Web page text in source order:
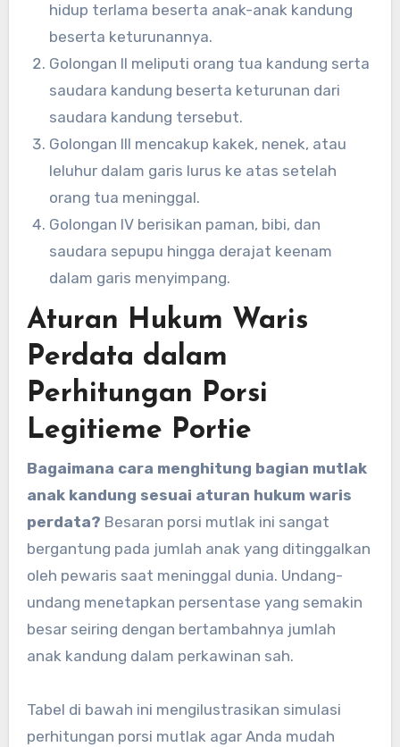
hidup terlama beserta anak-anak kandung
beserta keturunannya.
Golongan II meliputi orang tua kandung serta
saudara kandung beserta keturunan dari
saudara kandung tersebut.
Golongan III mencakup kakek, nenek, atau
leluhur dalam garis lurus ke atas setelah
orang tua meninggal.
Golongan IV berisikan paman, bibi, dan
saudara sepupu hingga derajat keenam
dalam garis menyimpang.
Aturan Hukum Waris
Perdata dalam
Perhitungan Porsi
Legitieme Portie
Bagaimana cara menghitung bagian mutlak
anak kandung sesuai aturan hukum waris
perdata? Besaran porsi mutlak ini sangat
bergantung pada jumlah anak yang ditinggalkan
oleh pewaris saat meninggal dunia. Undang-
undang menetapkan persentase yang semakin
besar seiring dengan bertambahnya jumlah
anak kandung dalam perkawinan sah.
Tabel di bawah ini mengilustrasikan simulasi
perhitungan porsi mutlak agar Anda mudah